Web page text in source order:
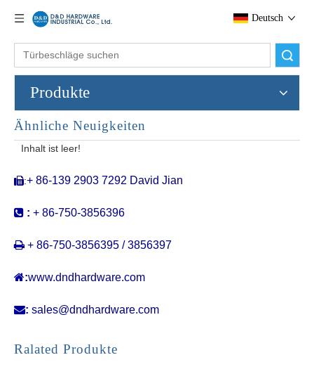
Deutsch
Produkte
Ähnliche Neuigkeiten
Inhalt ist leer!
:+ 86-139 2903 7292 David Jian
 : + 86-750-3856396
 + 86-750-3856395 / 3856397
:www.dndhardware.com
: sales@dndhardware.com
Ralated Produkte
Rostfreier Stahlrund-Schiebermöbelschubladengriff für House-DDFH011